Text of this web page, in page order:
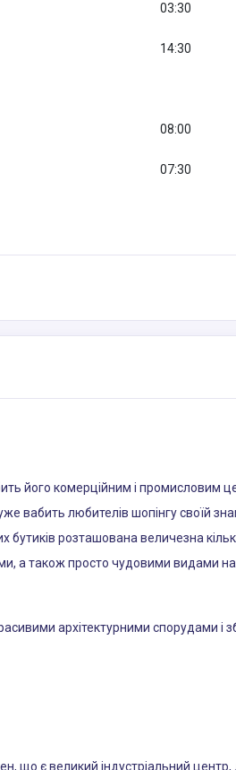
03:30
14:30
08:00
07:30
його комерційним і промисловим
вабить любителів шопінгу своїй
бутиків розташована величезна
а також просто чудовими видами на
архітектурними спорудами і
що є великий індустріальний